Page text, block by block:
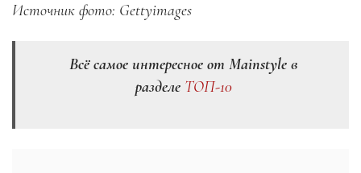
Источник фото: Gettyimages
Всё самое интересное от Mainstyle в
разделе ТОП-10